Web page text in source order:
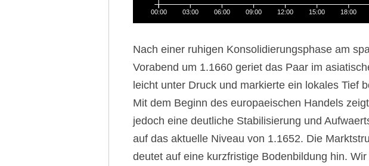
00:00 03:00 06:00 09:00 12:00 15:00 18:00
Nach einer ruhigen Konsolidierungsphase am
Vorabend um 1.1660 geriet das Paar im
leicht unter Druck und markierte ein lokales Tief
Mit dem Beginn des europaeischen Handels
jedoch eine deutliche Stabilisierung und
auf das aktuelle Niveau von 1.1652. Die
deutet auf eine kurzfristige Bodenbildung hin.